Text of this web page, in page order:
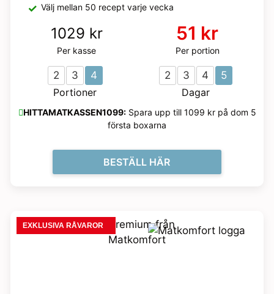
Välj mellan 50 recept varje vecka
1029 kr
Per kasse
51 kr
Per portion
2 3
4
Portioner
2 3 4
5
Dagar
HITTAMATKASSEN1099:Spara upp till 1099 kr på dom 5
första boxarna
BESTÄLL HÄR
EXKLUSIVA RÅVAROR